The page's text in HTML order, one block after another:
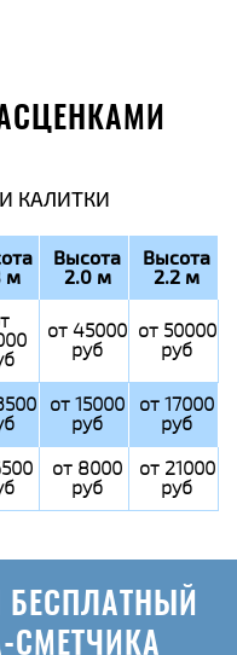
КАЛИТКИ
м
Высота
2.0 м
Высота
2.2 м
от 45000
руб
от 50000
руб
от 15000
руб
от 17000
руб
от 8000
руб
от 21000
руб
БЕСПЛАТНЫЙ
СМЕТЧИКА